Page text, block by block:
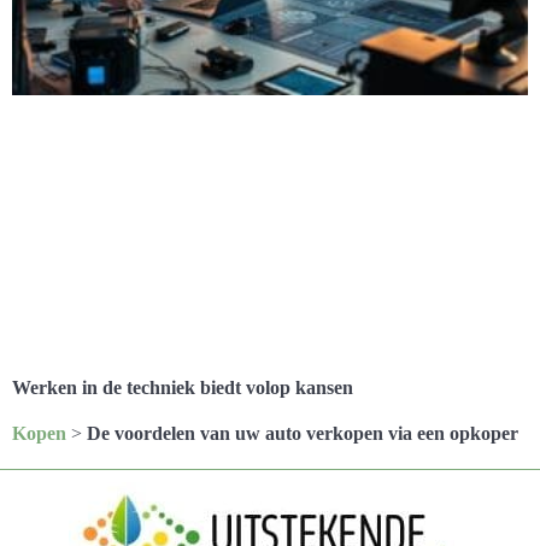
Werken in de techniek biedt volop kansen
Kopen > De voordelen van uw auto verkopen via een opkoper